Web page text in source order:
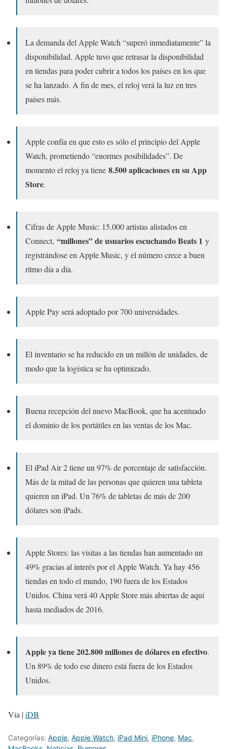
La demanda del Apple Watch “superó inmediatamente” la
disponibilidad. Apple tuvo que retrasar la disponibilidad
en tiendas para poder cubrir a todos los países en los que
se ha lanzado. A fin de mes, el reloj verá la luz en tres
países más.
Apple confía en que esto es sólo el principio del Apple
Watch, prometiendo “enormes posibilidades”. De
momento el reloj ya tiene 8.500 aplicaciones en su App
Store.
Cifras de Apple Music: 15.000 artistas alistados en
Connect, “millones” de usuarios escuchando Beats 1 y
registrándose en Apple Music, y el número crece a buen
ritmo día a día.
Apple Pay será adoptado por 700 universidades.
El inventario se ha reducido en un millón de unidades, de
modo que la logística se ha optimizado.
Buena recepción del nuevo MacBook, que ha acentuado
el dominio de los portátiles en las ventas de los Mac.
El iPad Air 2 tiene un 97% de porcentaje de satisfacción.
Más de la mitad de las personas que quieren una tableta
quieren un iPad. Un 76% de tabletas de más de 200
dólares son iPads.
Apple Stores: las visitas a las tiendas han aumentado un
49% gracias al interés por el Apple Watch. Ya hay 456
tiendas en todo el mundo, 190 fuera de los Estados
Unidos. China verá 40 Apple Store más abiertas de aquí
hasta mediados de 2016.
Apple ya tiene 202.800 millones de dólares en efectivo.
Un 89% de todo ese dinero está fuera de los Estados
Unidos.
Vía |iDB
Categorías: Apple, Apple Watch, iPad Mini, iPhone, Mac,